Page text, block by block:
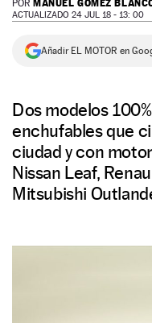
NEWSLETTER
POR MANUEL GÓMEZ
ACTUALIZADO 24 JUL 18 - 13: 00
Añadir EL MOTOR en
Dos modelos
enchufables que
ciudad y con
Nissan Leaf,
Mitsubishi